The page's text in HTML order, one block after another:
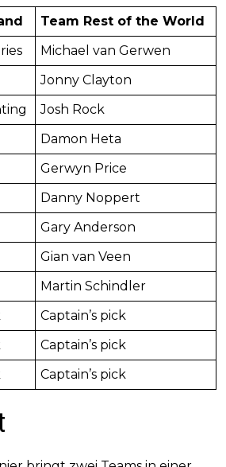
Team Rest of the World
Michael van Gerwen
Jonny Clayton
Josh Rock
Damon Heta
Gerwyn Price
Danny Noppert
Gary Anderson
Gian van Veen
Martin Schindler
Captain’s pick
Captain’s pick
Captain’s pick